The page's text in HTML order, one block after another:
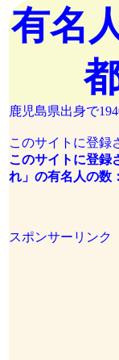
有名
鹿児島県出身で
このサイトに登録
このサイトに登録
れ」の有名人の数
スポンサーリンク